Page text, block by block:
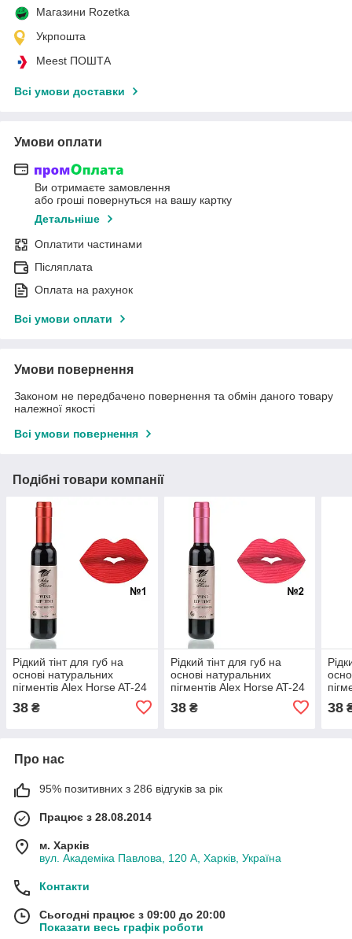
Магазини Rozetka
Укрпошта
Meest ПОШТА
Всі умови доставки
Умови оплати
Ви отримаєте замовлення
або гроші повернуться на вашу картку
Детальніше
Оплатити частинами
Післяплата
Оплата на рахунок
Всі умови оплати
Умови повернення
Законом не передбачено повернення та обмін даного товару
належної якості
Всі умови повернення
Подібні товари компанії
Рідкий тінт для губ на
основі натуральних
пігментів Alex Horse AT-24
38 ₴
Рідкий тінт для губ на
основі натуральних
пігментів Alex Horse AT-24
38₴ 38
Про нас
95% позитивних з 286 відгуків за рік
Працює з 28.08.2014
м. Харків
вул. Академіка Павлова, 120 А, Харків, Україна
Контакти
Сьогодні працює з 09:00 до 20:00
Показати весь графік роботи